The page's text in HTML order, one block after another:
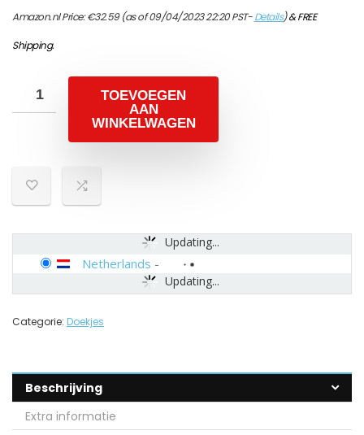
Amazon.nl Price:€32.59(as of 09/04/2023 22:20 PST-Details)&FREE
Shipping.
TOEVOEGEN
AAN
WINKELWAGEN
Updating...
Updating...
Netherlands -
Categorie: Doekjes
Beschrijving
Extra informatie